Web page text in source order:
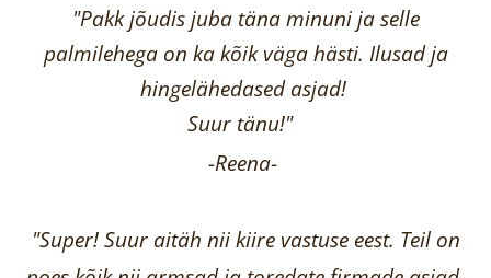
"Pakk jõudis juba täna minuni ja selle
palmilehega on ka kõik väga hästi. Ilusad ja
hingelähedased asjad!
Suur tänu!"
-Reena-
"Super! Suur aitäh nii kiire vastuse eest. Teil on